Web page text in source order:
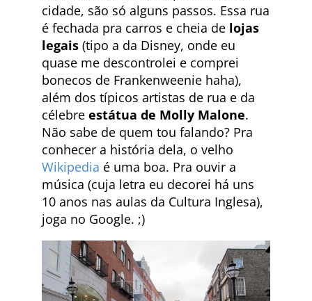
cidade, são só alguns passos. Essa rua
é fechada pra carros e cheia de lojas
legais (tipo a da Disney, onde eu
quase me descontrolei e comprei
bonecos de Frankenweenie haha),
além dos típicos artistas de rua e da
célebre estátua de Molly Malone.
Não sabe de quem tou falando? Pra
conhecer a história dela, o velho
Wikipedia é uma boa. Pra ouvir a
música (cuja letra eu decorei há uns
10 anos nas aulas da Cultura Inglesa),
joga no Google. ;)